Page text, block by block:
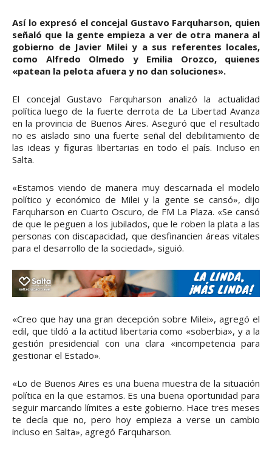
Así lo expresó el concejal Gustavo Farquharson, quien
señaló que la gente empieza a ver de otra manera al
gobierno de Javier Milei y a sus referentes locales,
como Alfredo Olmedo y Emilia Orozco, quienes
«patean la pelota afuera y no dan soluciones».
El concejal Gustavo Farquharson analizó la actualidad
política luego de la fuerte derrota de La Libertad Avanza
en la provincia de Buenos Aires. Aseguró que el resultado
no es aislado sino una fuerte señal del debilitamiento de
las ideas y figuras libertarias en todo el país. Incluso en
Salta.
«Estamos viendo de manera muy descarnada el modelo
político y económico de Milei y la gente se cansó», dijo
Farquharson en Cuarto Oscuro, de FM La Plaza. «Se cansó
de que le peguen a los jubilados, que le roben la plata a las
personas con discapacidad, que desfinancien áreas vitales
para el desarrollo de la sociedad», siguió.
«Creo que hay una gran decepción sobre Milei», agregó el
edil, que tildó a la actitud libertaria como «soberbia», y a la
gestión presidencial con una clara «incompetencia para
gestionar el Estado».
«Lo de Buenos Aires es una buena muestra de la situación
política en la que estamos. Es una buena oportunidad para
seguir marcando límites a este gobierno. Hace tres meses
te decía que no, pero hoy empieza a verse un cambio
incluso en Salta», agregó Farquharson.